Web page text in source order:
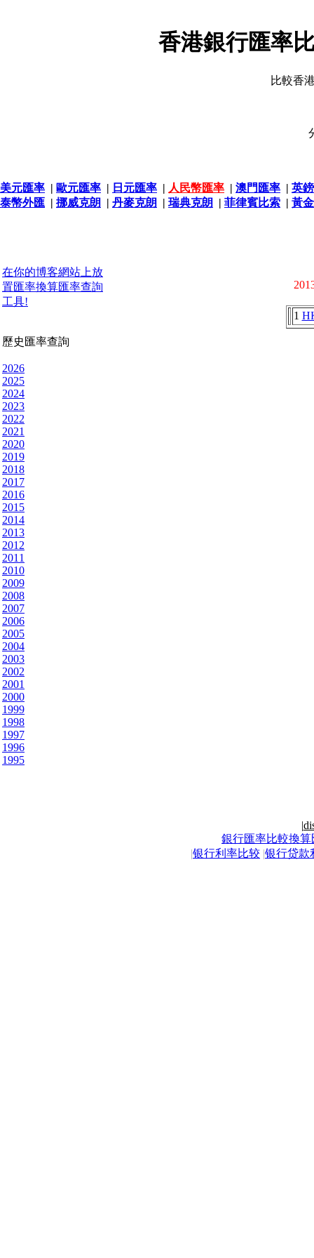
香港銀行匯率
比較香
美元匯率 | 歐元匯率 | 日元匯率 | 人民幣匯率 | 澳門匯率 | 英
泰幣外匯 | 挪威克朗 | 丹麥克朗 | 瑞典克朗 | 菲律賓比索 | 黃
在你的博客網站上放
置匯率換算匯率查詢
工具!
歷史匯率查詢
2026
2025
2024
2023
2022
2021
2020
2019
2018
2017
2016
2015
2014
2013
2012
2011
2010
2009
2008
2007
2006
2005
2004
2003
2002
2001
2000
1999
1998
1997
1996
1995
1
|
銀行匯率比較換算
|银行利率比较 |银行贷款